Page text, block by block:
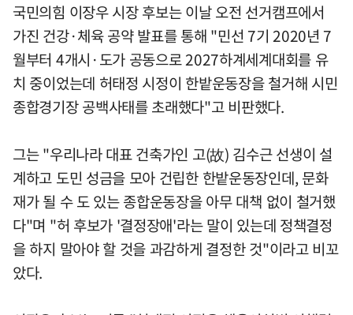
국민의힘 이장우 시장 후보는 이날 오전 선거캠프에서
가진 건강·체육 공약 발표를 통해 "민선 7기 2020년 7
월부터 4개시·도가 공동으로 2027하계세계대회를 유
치 중이었는데 허태정 시정이 한밭운동장을 철거해 시민
종합경기장 공백사태를 초래했다"고 비판했다.
그는 "우리나라 대표 건축가인 고(故) 김수근 선생이 설
계하고 도민 성금을 모아 건립한 한밭운동장인데, 문화
재가 될 수 도 있는 종합운동장을 아무 대책 없이 철거했
다"며 "허 후보가 '결정장애'라는 말이 있는데 정책결정
을 하지 말아야 할 것을 과감하게 결정한 것"이라고 비꼬
았다.